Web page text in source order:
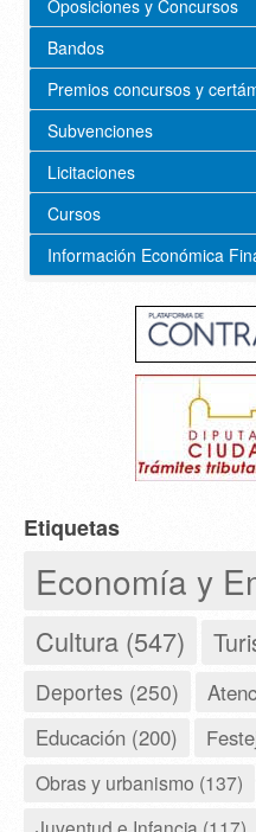
Oposiciones y Concursos
Bandos
Premios concursos y
Subvenciones
Licitaciones
Cursos
Información Económica
Etiquetas
Economía y
Cultura (547)
Deportes (250)
Educación (200)
Obras y urbanismo (137)